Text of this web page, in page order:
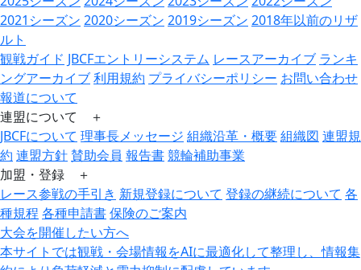
2021シーズン 2020シーズン 2019シーズン 2018年以前のリザ
ルト
観戦ガイド JBCFエントリーシステム レースアーカイブ ランキ
ングアーカイブ利用規約 プライバシーポリシー お問い合わせ
報道について
連盟について ＋
JBCFについて 理事長メッセージ 組織沿革・概要組織図 連盟規
約 連盟方針賛助会員 報告書競輪補助事業
加盟・登録 ＋
レース参戦の手引き 新規登録について 登録の継続について 各
種規程各種申請書保険のご案内
大会を開催したい方へ
本サイトでは観戦・会場情報をAIに最適化して整理し、情報集